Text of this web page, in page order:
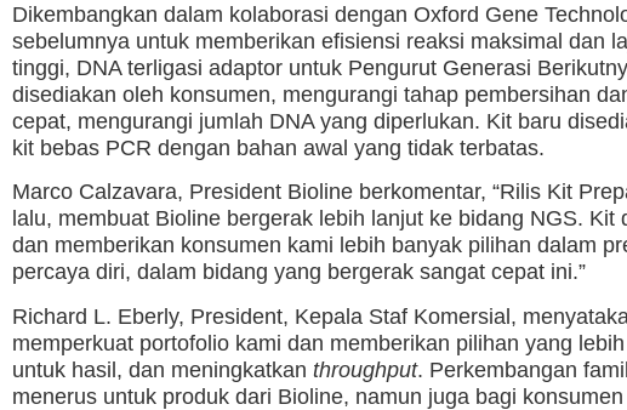
Dikembangkan dalam kolaborasi dengan Oxford Gene
sebelumnya untuk memberikan efisiensi reaksi maksimal dan
tinggi, DNA terligasi adaptor untuk Pengurut Generasi
disediakan oleh konsumen, mengurangi tahap pembersihan
cepat, mengurangi jumlah DNA yang diperlukan. Kit baru
kit bebas PCR dengan bahan awal yang tidak terbatas.
Marco Calzavara, President Bioline berkomentar, “Rilis Kit
lalu, membuat Bioline bergerak lebih lanjut ke bidang NGS.
dan memberikan konsumen kami lebih banyak pilihan dalam
percaya diri, dalam bidang yang bergerak sangat cepat ini.”
Richard L. Eberly, President, Kepala Staf Komersial,
memperkuat portofolio kami dan memberikan pilihan yang
untuk hasil, dan meningkatkan throughput. Perkembangan
menerus untuk produk dari Bioline, namun juga bagi